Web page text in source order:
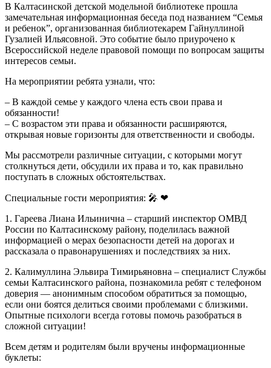
В Калтасинской детской модельной библиотеке прошла
замечательная информационная беседа под названием “Семья
и ребенок”, организованная библиотекарем Гайнуллиной
Гузалией Ильясовной. Это событие было приурочено к
Всероссийской неделе правовой помощи по вопросам защиты
интересов семьи.
На мероприятии ребята узнали, что:
– В каждой семье у каждого члена есть свои права и
обязанности!
– С возрастом эти права и обязанности расширяются,
открывая новые горизонты для ответственности и свободы.
Мы рассмотрели различные ситуации, с которыми могут
столкнуться дети, обсудили их права и то, как правильно
поступать в сложных обстоятельствах.
Специальные гости мероприятия: 🎤 ❤
1. Гареева Лиана Ильинична – старший инспектор ОМВД
России по Калтасинскому району, поделилась важной
информацией о мерах безопасности детей на дорогах и
рассказала о правонарушениях и последствиях за них.
2. Калимуллина Эльвира Тимирьяновна – специалист Службы
семьи Калтасинского района, познакомила ребят с телефоном
доверия — анонимным способом обратиться за помощью,
если они боятся делиться своими проблемами с близкими.
Опытные психологи всегда готовы помочь разобраться в
сложной ситуации!
Всем детям и родителям были вручены информационные
буклеты: